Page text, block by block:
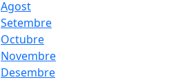
Agost
Setembre
Octubre
Novembre
Desembre